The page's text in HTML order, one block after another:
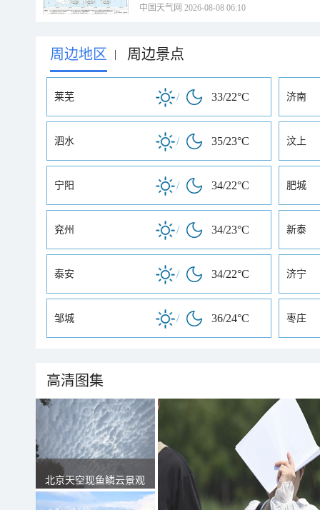
中国天气网 2026-08-08 06:10
周边地区 | 周边景点
莱芜 / 33/22°C 济南
泗水 / 35/23°C 汶上
宁阳 / 34/22°C 肥城
兖州 / 34/23°C 新泰
泰安 / 34/22°C 济宁
邹城 / 36/24°C 枣庄
高清图集
北京天空现鱼鳞云景观